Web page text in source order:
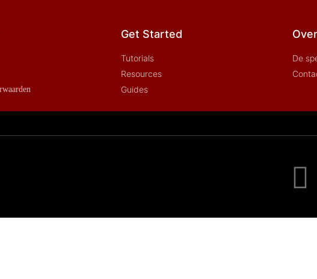
Get Started
Tutorials
Resources
Guides
De